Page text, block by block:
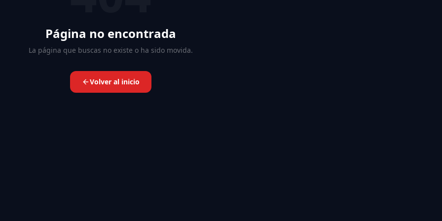
Página no encontrada
La página que buscas no existe o ha sido movida.
Volver al inicio